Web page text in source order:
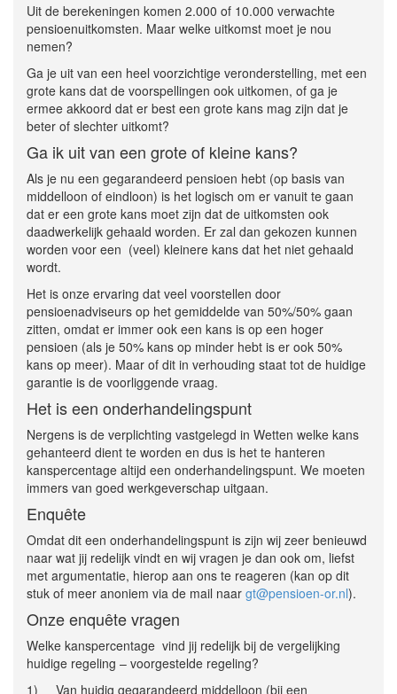
Uit de berekeningen komen 2.000 of 10.000 verwachte
pensioenuitkomsten. Maar welke uitkomst moet je nou
nemen?
Ga je uit van een heel voorzichtige veronderstelling, met een
grote kans dat de voorspellingen ook uitkomen, of ga je
ermee akkoord dat er best een grote kans mag zijn dat je
beter of slechter uitkomt?
Ga ik uit van een grote of kleine kans?
Als je nu een gegarandeerd pensioen hebt (op basis van
middelloon of eindloon) is het logisch om er vanuit te gaan
dat er een grote kans moet zijn dat de uitkomsten ook
daadwerkelijk gehaald worden. Er zal dan gekozen kunnen
worden voor een (veel) kleinere kans dat het niet gehaald
wordt.
Het is onze ervaring dat veel voorstellen door
pensioenadviseurs op het gemiddelde van 50%/50% gaan
zitten, omdat er immer ook een kans is op een hoger
pensioen (als je 50% kans op minder hebt is er ook 50%
kans op meer). Maar of dit in verhouding staat tot de huidige
garantie is de voorliggende vraag.
Het is een onderhandelingspunt
Nergens is de verplichting vastgelegd in Wetten welke kans
gehanteerd dient te worden en dus is het te hanteren
kanspercentage altijd een onderhandelingspunt. We moeten
immers van goed werkgeverschap uitgaan.
Enquête
Omdat dit een onderhandelingspunt is zijn wij zeer benieuwd
naar wat jij redelijk vindt en wij vragen je dan ook om, liefst
met argumentatie, hierop aan ons te reageren (kan op dit
stuk of meer anoniem via de mail naar gt@pensioen-or.nl).
Onze enquête vragen
Welke kanspercentage vind jij redelijk bij de vergelijking
huidige regeling – voorgestelde regeling?
1) Van huidig gegarandeerd middelloon (bij een